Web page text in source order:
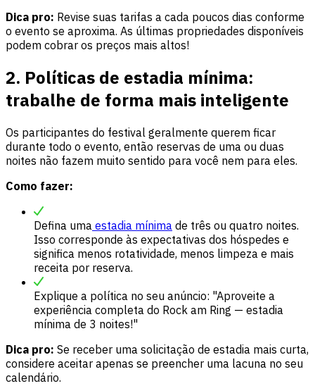
Dica pro: Revise suas tarifas a cada poucos dias conforme
o evento se aproxima. As últimas propriedades disponíveis
podem cobrar os preços mais altos!
2. Políticas de estadia mínima:
trabalhe de forma mais inteligente
Os participantes do festival geralmente querem ficar
durante todo o evento, então reservas de uma ou duas
noites não fazem muito sentido para você nem para eles.
Como fazer:
Defina uma estadia mínima de três ou quatro noites.
Isso corresponde às expectativas dos hóspedes e
significa menos rotatividade, menos limpeza e mais
receita por reserva.
Explique a política no seu anúncio: "Aproveite a
experiência completa do Rock am Ring — estadia
mínima de 3 noites!"
Dica pro: Se receber uma solicitação de estadia mais curta,
considere aceitar apenas se preencher uma lacuna no seu
calendário.